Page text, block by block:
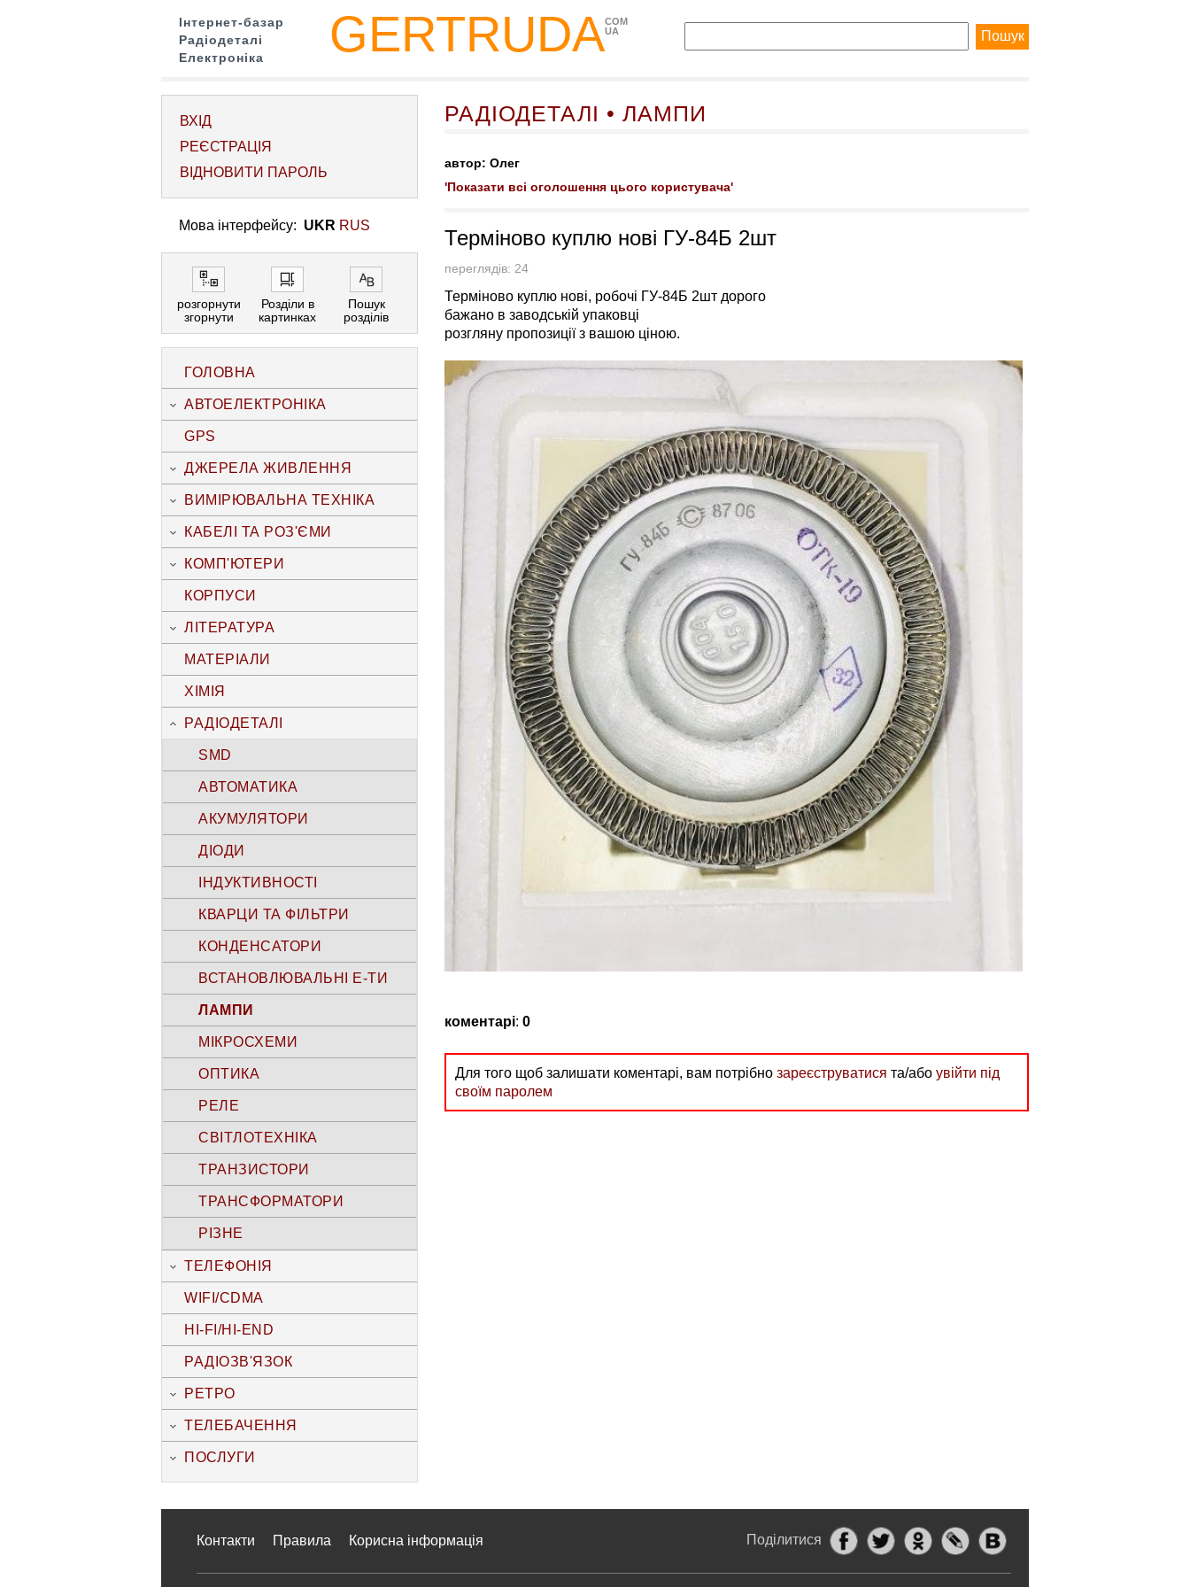
Інтернет-базар
Радіодеталі
Електроніка
GERTRUDACOM
UA
ВХІД
РЕЄСТРАЦІЯ
ВІДНОВИТИ ПАРОЛЬ
Мова інтерфейсу: UKR RUS
розгорнути
згорнути
Розділи в
картинках
Пошук
розділів
ГОЛОВНА
АВТОЕЛЕКТРОНІКА
GPS
ДЖЕРЕЛА ЖИВЛЕННЯ
ВИМІРЮВАЛЬНА ТЕХНІКА
КАБЕЛІ ТА РОЗ'ЄМИ
КОМП'ЮТЕРИ
КОРПУСИ
ЛІТЕРАТУРА
МАТЕРІАЛИ
ХІМІЯ
РАДІОДЕТАЛІ
SMD
АВТОМАТИКА
АКУМУЛЯТОРИ
ДІОДИ
ІНДУКТИВНОСТІ
КВАРЦИ ТА ФІЛЬТРИ
КОНДЕНСАТОРИ
ВСТАНОВЛЮВАЛЬНІ Е-ТИ
ЛАМПИ
МІКРОСХЕМИ
ОПТИКА
РЕЛЕ
СВІТЛОТЕХНІКА
ТРАНЗИСТОРИ
ТРАНСФОРМАТОРИ
РІЗНЕ
ТЕЛЕФОНІЯ
WIFI/CDMA
HI-FI/HI-END
РАДІОЗВ'ЯЗОК
РЕТРО
ТЕЛЕБАЧЕННЯ
ПОСЛУГИ
РАДІОДЕТАЛІ • ЛАМПИ
автор: Олег
'Показати всі оголошення цього користувача'
Терміново куплю нові ГУ-84Б 2шт
переглядів: 24
Терміново куплю нові, робочі ГУ-84Б 2шт дорого
бажано в заводській упаковці
розгляну пропозиції з вашою ціною.
коментарі: 0
Для того щоб залишати коментарі, вам потрібно зареєструватися та/або увійти під
своїм паролем
Поділитися
Контакти Правила Корисна інформація